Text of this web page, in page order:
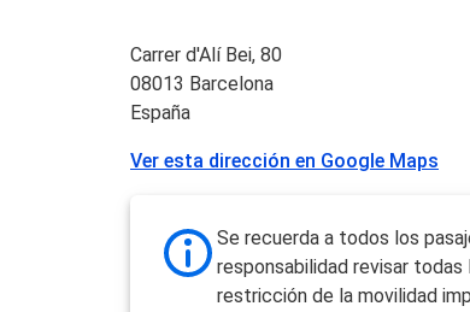
Carrer d'Alí Bei, 80
08013 Barcelona
España
Ver esta dirección en Google Maps
Se recuerda a todos los
responsabilidad revisar todas
restricción de la movilidad